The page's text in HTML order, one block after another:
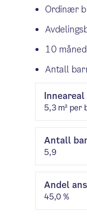
Ordinær
10
Antall
Inneareal
5,3 m² per
Antall
5,9
Andel
45,0 %